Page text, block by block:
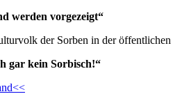
werden vorgezeigt“
der Sorben in der
gar kein Sorbisch!“